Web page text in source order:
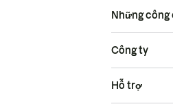
Những công
Công ty
Hỗ trợ